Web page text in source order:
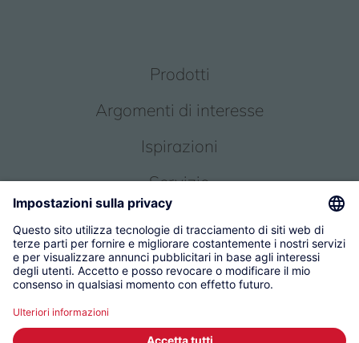
Prodotti
Argomenti di interesse
Ispirazioni
Servizio
Chi siamo
© 2026 KWC Group Management AG